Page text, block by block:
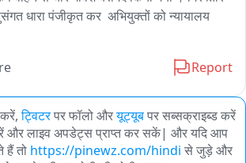
धारा पंजीकृत कर  अभियुक्तों को न्यायालय
Report
ट्विटरपर फॉलो औरयूट्यूबपर सब्सक्राइब्ड करें
और लाइव अपडेट्स प्राप्त कर सकें| और यदि आप
हैं तो https://pinewz.com/hindi से जुड़े और